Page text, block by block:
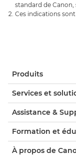
standard de
Ces indications
Produits
Services et
Assistance &
Formation et
À propos de